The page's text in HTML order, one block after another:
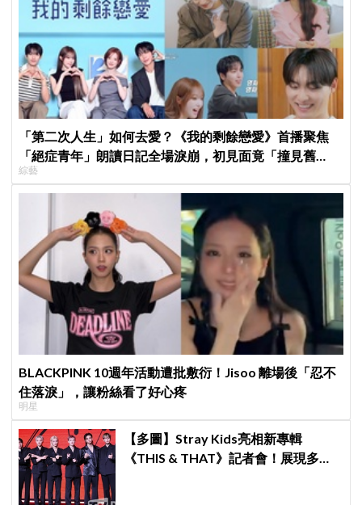
「第二次人生」如何去愛？《我的剩餘戀愛》首播聚焦
「絕症青年」朗讀日記全場淚崩，初見面竟「撞見舊
識」！
綜藝
BLACKPINK 10週年活動遭批敷衍！Jisoo 離場後「忍不
住落淚」，讓粉絲看了好心疼
明星
【多圖】Stray Kids亮相新專輯
《THIS & THAT》記者會！展現多才